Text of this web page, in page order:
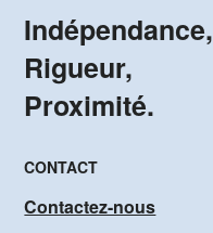
Indépendance,
Rigueur,
Proximité.
CONTACT
Contactez-nous